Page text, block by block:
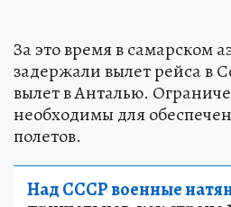
За это время в самарском
задержали вылет рейса в
вылет в Анталью.
необходимы для
полетов.
Над СССР военные